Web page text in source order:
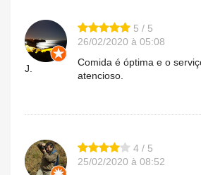
J.
5 / 5
26/02/2020 à 05:08
Comida é óptima e o
atencioso.
4 / 5
25/02/2020 à 08:52